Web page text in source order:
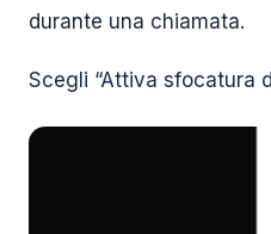
durante una chiamata.
Scegli “Attiva sfocatura